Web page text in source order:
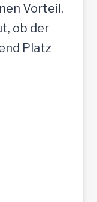
Vorteil,
ob der
Platz